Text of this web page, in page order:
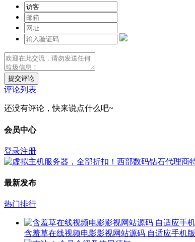
提交评论
评论列表
还没有评论，快来说点什么吧~
会员中心
登录注册
最新发布
热门排行
含羞草在线视频电影影视网站源码 自适应手机